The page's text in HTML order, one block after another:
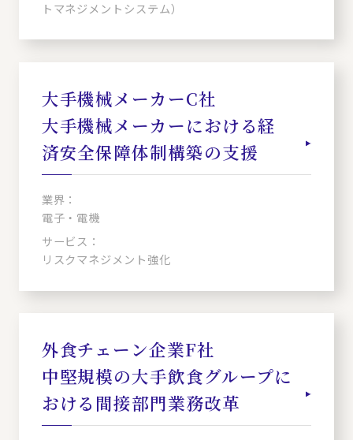
トマネジメントシステム）
大手機械メーカーC社
大手機械メーカーにおける経
済安全保障体制構築の支援
業界：
電子・電機
サービス：
リスクマネジメント強化
外食チェーン企業F社
中堅規模の大手飲食グループに
おける間接部門業務改革